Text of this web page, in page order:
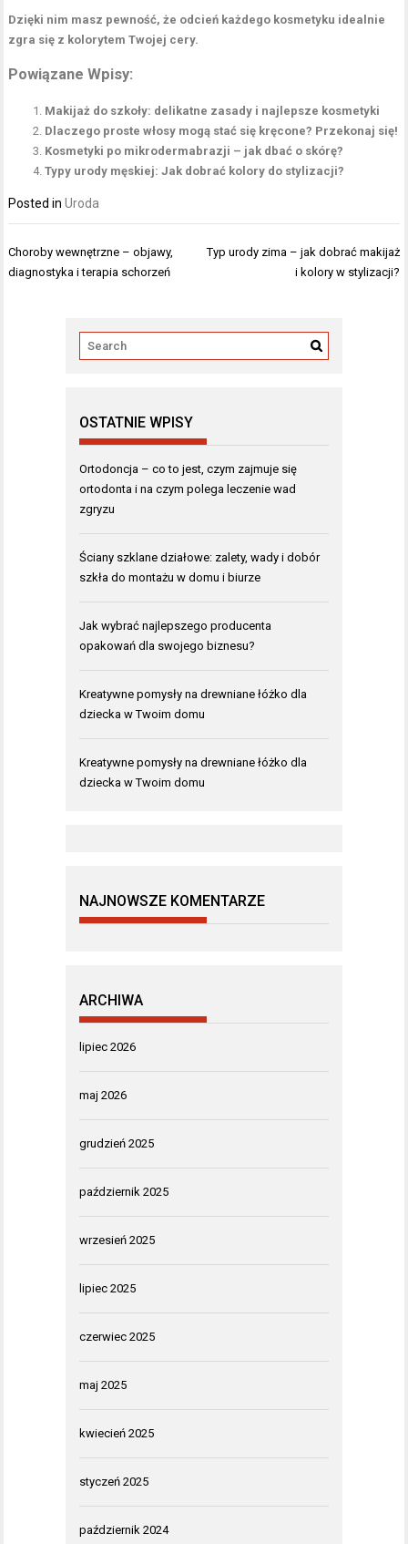
Dzięki nim masz pewność, że odcień każdego kosmetyku idealnie
zgra się z kolorytem Twojej cery.
Powiązane Wpisy:
Makijaż do szkoły: delikatne zasady i najlepsze kosmetyki
Dlaczego proste włosy mogą stać się kręcone? Przekonaj się!
Kosmetyki po mikrodermabrazji – jak dbać o skórę?
Typy urody męskiej: Jak dobrać kolory do stylizacji?
Posted inUroda
Nawigacja
wpisu
Choroby wewnętrzne – objawy,
diagnostyka i terapia schorzeń
Typ urody zima – jak dobrać makijaż
i kolory w stylizacji?
OSTATNIE WPISY
Ortodoncja – co to jest, czym zajmuje się
ortodonta i na czym polega leczenie wad
zgryzu
Ściany szklane działowe: zalety, wady i dobór
szkła do montażu w domu i biurze
Jak wybrać najlepszego producenta
opakowań dla swojego biznesu?
Kreatywne pomysły na drewniane łóżko dla
dziecka w Twoim domu
Kreatywne pomysły na drewniane łóżko dla
dziecka w Twoim domu
NAJNOWSZE KOMENTARZE
ARCHIWA
lipiec 2026
maj 2026
grudzień 2025
październik 2025
wrzesień 2025
lipiec 2025
czerwiec 2025
maj 2025
kwiecień 2025
styczeń 2025
październik 2024